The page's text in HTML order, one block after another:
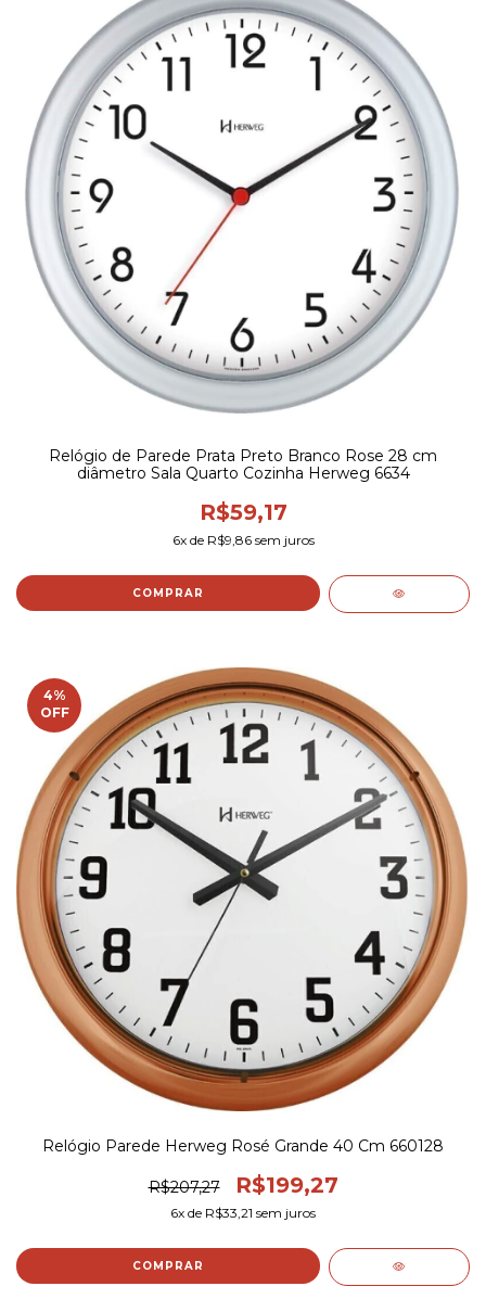
Relógio de Parede Prata Preto Branco Rose 28 cm
diâmetro Sala Quarto Cozinha Herweg 6634
R$59,17
6x de R$9,86sem juros
COMPRAR
4%
OFF
Relógio Parede Herweg Rosé Grande 40 Cm 660128
R$207,27 R$199,27
6x de R$33,21 sem juros